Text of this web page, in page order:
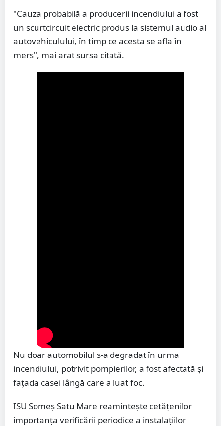
"Cauza probabilă a producerii incendiului a fost
un scurtcircuit electric produs la sistemul audio al
autovehiculului, în timp ce acesta se afla în
mers", mai arat sursa citată.
Nu doar automobilul s-a degradat în urma
incendiului, potrivit pompierilor, a fost afectată și
fațada casei lângă care a luat foc.
ISU Someș Satu Mare reamintește cetățenilor
importanța verificării periodice a instalațiilor